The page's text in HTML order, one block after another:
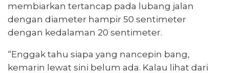
membiarkan tertancap pada lubang jalan
dengan diameter hampir 50 sentimeter
dengan kedalaman 20 sentimeter.
“Enggak tahu siapa yang nancepin bang,
kemarin lewat sini belum ada. Kalau lihat dari